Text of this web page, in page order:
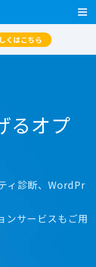
くはこちら
るオプ
ィ診断、WordPr
ンサービスもご用